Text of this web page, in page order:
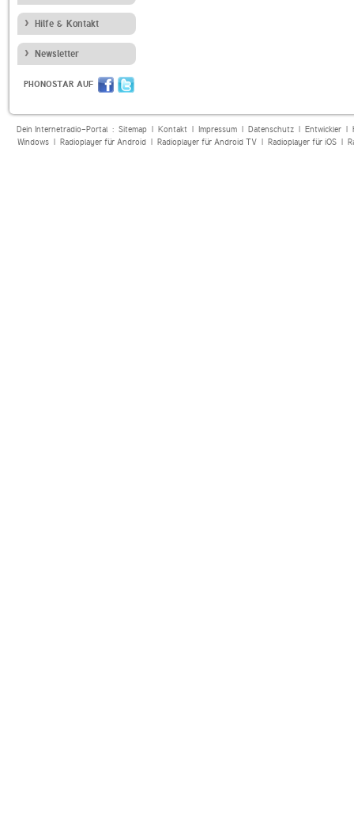
Hilfe & Kontakt
Newsletter
PHONOSTAR AUF
Dein Internetradio-Portal : Sitemap| Kontakt| Impressum| Datenschutz| Entwickler|
Windows| Radioplayer für Android| Radioplayer für Android TV| Radioplayer für iOS|